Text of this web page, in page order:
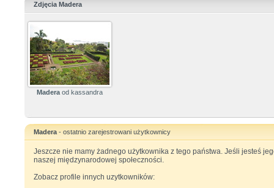
Zdjęcia Madera
Madera od kassandra
Madera - ostatnio zarejestrowani użytkownicy
Jeszcze nie mamy żadnego użytkownika z tego państwa. Jeśli jesteś
naszej międzynarodowej społeczności.
Zobacz profile innych uzytkowników: